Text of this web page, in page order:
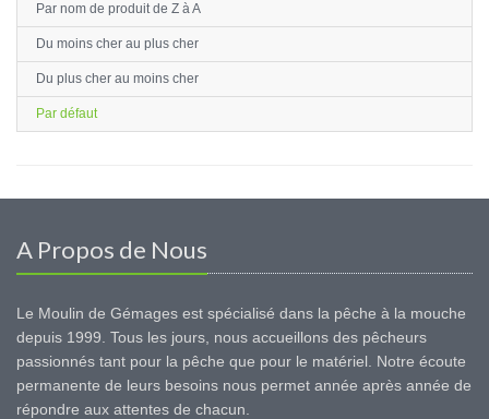
Par nom de produit de Z à A
Du moins cher au plus cher
Du plus cher au moins cher
Par défaut
A Propos de Nous
Le Moulin de Gémages est spécialisé dans la pêche à la mouche
depuis 1999. Tous les jours, nous accueillons des pêcheurs
passionnés tant pour la pêche que pour le matériel. Notre écoute
permanente de leurs besoins nous permet année après année de
répondre aux attentes de chacun.